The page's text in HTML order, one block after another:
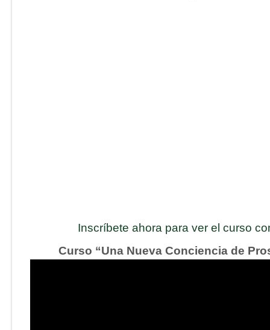
Inscríbete ahora para ver el curso
Curso “Una Nueva Conciencia de